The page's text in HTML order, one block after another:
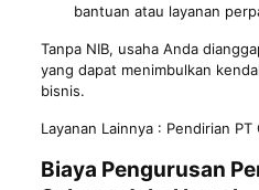
bantuan atau layanan
Tanpa NIB, usaha Anda
yang dapat menimbulkan
bisnis.
Layanan Lainnya : Pendirian PT
Biaya Pengurusan